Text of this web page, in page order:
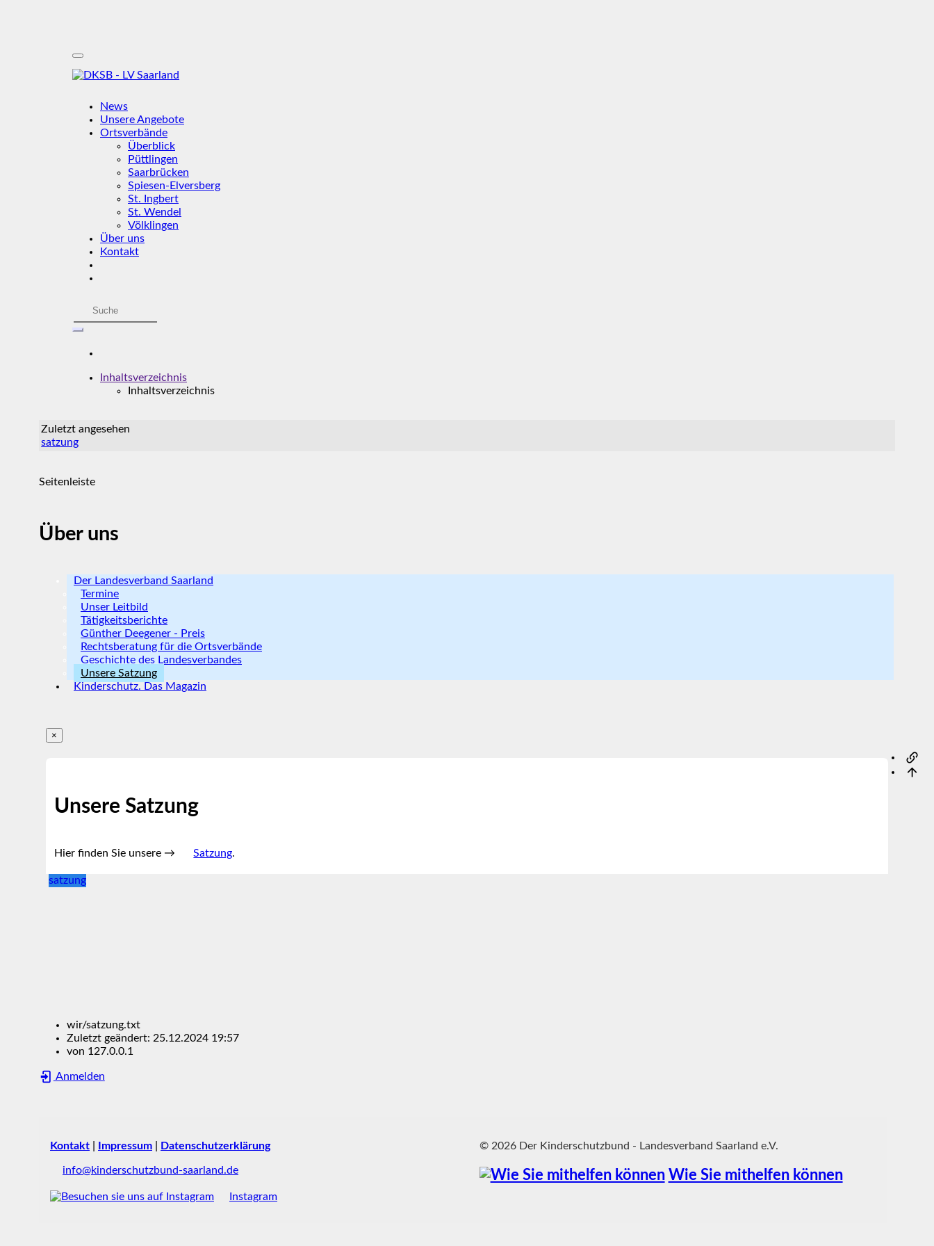
News
Unsere Angebote
Ortsverbände
Überblick
Püttlingen
Saarbrücken
Spiesen-Elversberg
St. Ingbert
St. Wendel
Völklingen
Über uns
Kontakt
Inhaltsverzeichnis
Inhaltsverzeichnis
Zuletzt angesehen
satzung
Seitenleiste
Über uns
Der Landesverband Saarland
Termine
Unser Leitbild
Tätigkeitsberichte
Günther Deegener - Preis
Rechtsberatung für die Ortsverbände
Geschichte des Landesverbandes
Unsere Satzung
Kinderschutz. Das Magazin
×
Unsere Satzung
Hier finden Sie unsere → Satzung.
satzung
wir/satzung.txt
Zuletzt geändert: 25.12.2024 19:57
von 127.0.0.1
Anmelden
Kontakt Impressum Datenschutzerklärung
info@kinderschutzbund-saarland.de
Instagram
© 2026 Der Kinderschutzbund - Landesverband Saarland e.V.
Wie Sie mithelfen können